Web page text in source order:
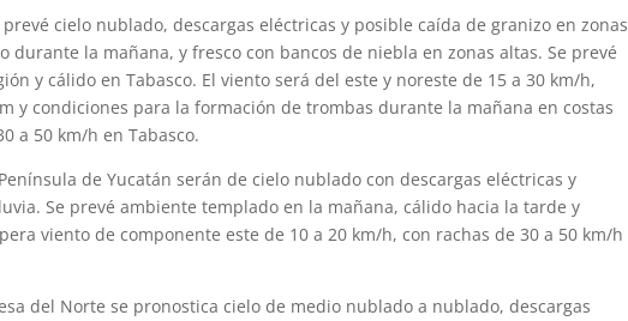
cielo nublado, descargas eléctricas y posible caída de granizo en zonas
durante la mañana, y fresco con bancos de niebla en zonas altas. Se prevé
y cálido en Tabasco. El viento será del este y noreste de 15 a 30 km/h,
y condiciones para la formación de trombas durante la mañana en costas
a 50 km/h en Tabasco.
de Yucatán serán de cielo nublado con descargas eléctricas y
Se prevé ambiente templado en la mañana, cálido hacia la tarde y
viento de componente este de 10 a 20 km/h, con rachas de 30 a 50 km/h
del Norte se pronostica cielo de medio nublado a nublado, descargas